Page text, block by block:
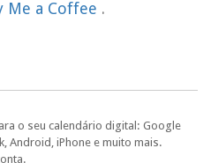
Me a Coffee .
o seu calendário digital: Google
Android, iPhone e muito mais.